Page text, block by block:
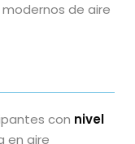
de aire
con nivel
en aire